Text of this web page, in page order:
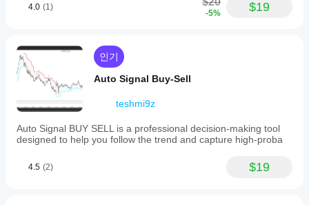
4.0 (1)
-5% $19
인기
Auto Signal Buy-Sell
teshmi9z
Auto Signal BUY SELL is a professional decision-making tool
designed to help you follow the trend and capture high-proba
4.5 (2) $19